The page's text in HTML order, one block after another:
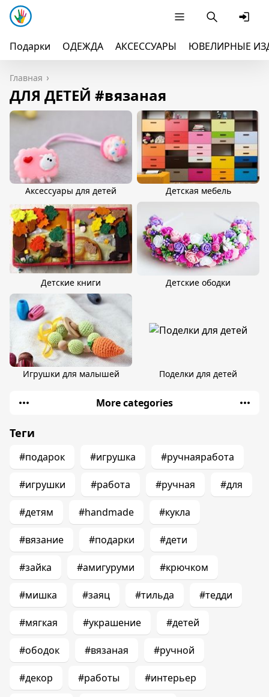
Подарки ОДЕЖДА АКСЕССУАРЫ ЮВЕЛИРНЫЕ
Главная
ДЛЯ ДЕТЕЙ #вязаная
Аксессуары для детей Детская мебель
Детские книги Детские ободки
Игрушки для малышей Поделки для детей
More categories
Теги
#подарок #игрушка #ручнаяработа
#игрушки #работа #ручная #для
#детям #handmade #кукла
#вязание #подарки #дети
#зайка #амигуруми #крючком
#мишка #заяц #тильда #тедди
#мягкая #украшение #детей
#ободок #вязаная #ручной
#декор #работы #интерьер